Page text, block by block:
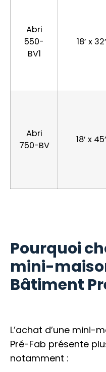
Abri
550-
BV1
18’ x 32’
Abri
750-BV
18’ x 45’
Pourquoi
mini-
Bâtiment
L’achat d’une mini-
Pré-Fab présente
notamment :